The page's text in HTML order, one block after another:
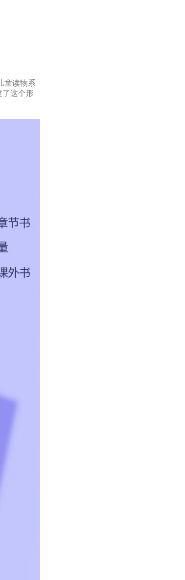
童读物系
了这个形